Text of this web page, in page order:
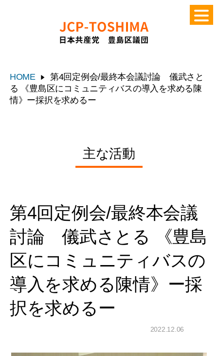
HOME
第4回定例会/最終本会議討論 儀武さと
る 《豊島区にコミュニティバスの導入を求める陳
情》ー採択を求めるー
主な活動
第4回定例会/最終本会議
討論 儀武さとる 《豊島
区にコミュニティバスの
導入を求める陳情》ー採
択を求めるー
2022.12.06